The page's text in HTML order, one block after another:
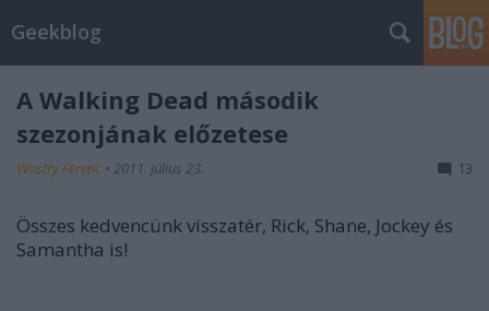
Geekblog
A Walking Dead második
szezonjának előzetese
Wostry Ferenc • 2011. július 23. 13
Összes kedvencünk visszatér, Rick, Shane, Jockey és
Samantha is!